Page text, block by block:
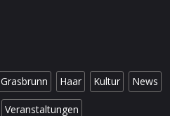
Grasbrunn Haar Kultur News
Veranstaltungen